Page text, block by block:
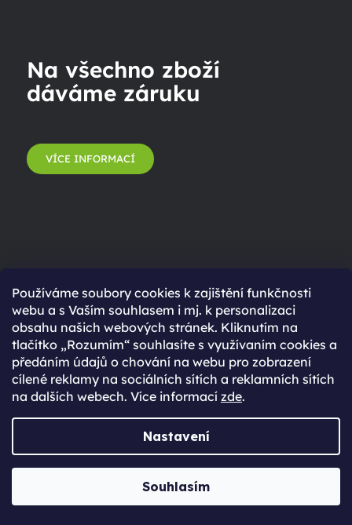
Používáme soubory cookies k zajištění funkčnosti
webu a s Vaším souhlasem i mj. k personalizaci
obsahu našich webových stránek. Kliknutím na
tlačítko „Rozumím“ souhlasíte s využívaním cookies a
předáním údajů o chování na webu pro zobrazení
cílené reklamy na sociálních sítích a reklamních sítích
na dalších webech. Více informací zde.
Nastavení
Souhlasím
Na všechno zboží
dáváme záruku
VÍCE INFORMACÍ
Doručujeme již do
druhého dne
ZJISTI VÍCE